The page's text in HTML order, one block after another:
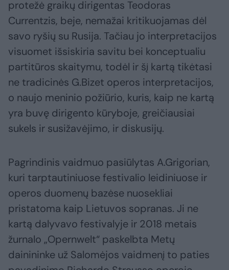
protežė graikų dirigentas Teodoras
Currentzis, beje, nemažai kritikuojamas dėl
savo ryšių su Rusija. Tačiau jo interpretacijos
visuomet išsiskiria savitu bei konceptualiu
partitūros skaitymu, todėl ir šį kartą tikėtasi
ne tradicinės G.Bizet operos interpretacijos,
o naujo meninio požiūrio, kuris, kaip ne kartą
yra buvę dirigento kūryboje, greičiausiai
sukels ir susižavėjimo, ir diskusijų.
Pagrindinis vaidmuo pasiūlytas A.Grigorian,
kuri tarptautiniuose festivalio leidiniuose ir
operos duomenų bazėse nuosekliai
pristatoma kaip Lietuvos sopranas. Ji ne
kartą dalyvavo festivalyje ir 2018 metais
žurnalo „Opernwelt“ paskelbta Metų
dainininke už Salomėjos vaidmenį to paties